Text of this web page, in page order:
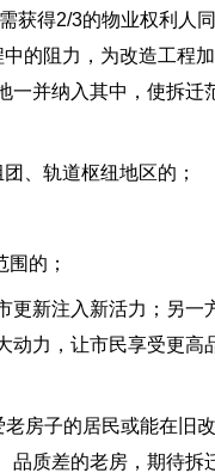
获得2/3的物业权利人
的阻力，为改造工程
一并纳入其中，使拆迁
、轨道枢纽地区的；
的；
更新注入新活力；另一
动力，让市民享受更高
房子的居民或能在旧
品质差的老房，期待拆